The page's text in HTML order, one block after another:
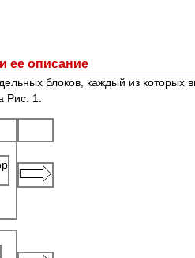
ее описание
блоков, каждый из
Рис. 1.